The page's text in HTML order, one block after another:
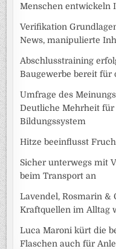
Menschen entwickeln
Verifikation
News, manipulierte
Abschlusstraining
Baugewerbe bereit für
Umfrage des
Deutliche Mehrheit
Bildungssystem
Hitze beeinflusst
Sicher unterwegs mit
beim Transport an
Lavendel, Rosmarin &
Kraftquellen im Alltag
Luca Maroni kürt die
Flaschen auch für